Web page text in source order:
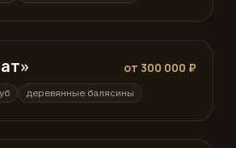
от 300 000 ₽
деревянные балясины